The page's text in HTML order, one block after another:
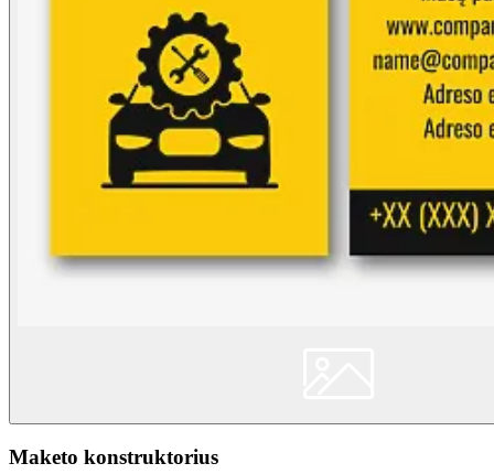
Maketo konstruktorius